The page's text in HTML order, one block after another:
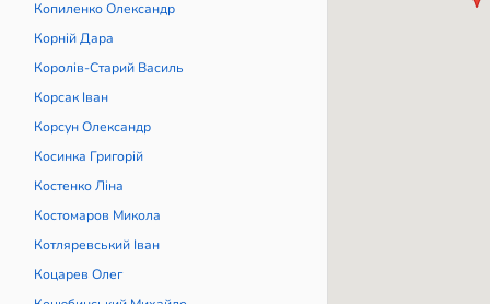
Копиленко Олександр
Корній Дара
Королів-Старий Василь
Корсак Іван
Корсун Олександр
Косинка Григорій
Костенко Ліна
Костомаров Микола
Котляревський Іван
Коцарев Олег